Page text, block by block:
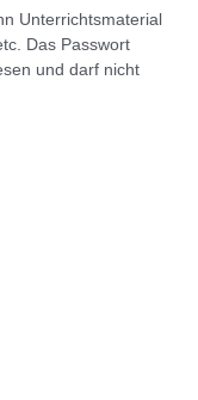
Unterrichtsmaterial
Das Passwort
und darf nicht